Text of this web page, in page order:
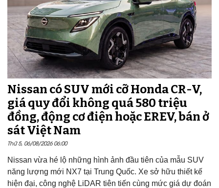
Nissan có SUV mới cỡ Honda CR-V,
giá quy đổi không quá 580 triệu
đồng, động cơ điện hoặc EREV, bán ở
sát Việt Nam
Thứ 5, 06/08/2026 06:00
Nissan vừa hé lộ những hình ảnh đầu tiên của mẫu SUV
năng lượng mới NX7 tại Trung Quốc. Xe sở hữu thiết kế
hiện đại, công nghệ LiDAR tiên tiến cùng mức giá dự đoán